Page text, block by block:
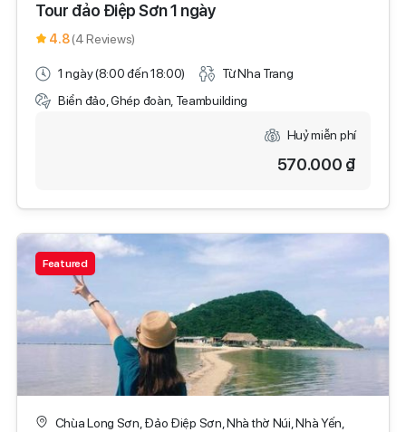
Tour đảo Điệp Sơn 1 ngày
4.8(4 Reviews)
1 ngày (8:00 đến 18:00)
Từ Nha Trang
Biển đảo, Ghép đoàn, Teambuilding
Huỷ miễn phí
570.000 ₫
Featured
Chùa Long Sơn, Đảo Điệp Sơn, Nhà thờ Núi, Nhà Yến,